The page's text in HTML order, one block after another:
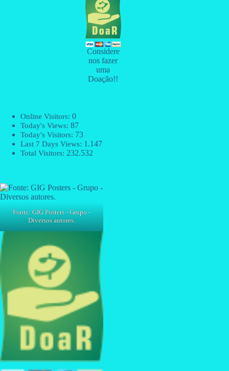
Considere
nos fazer
uma
Doação!!
Online Visitors: 0
Today's Views: 87
Today's Visitors: 73
Last 7 Days Views: 1.147
Total Visitors: 232.532
Fonte: GIG Posters - Grupo -
Diversos autores.